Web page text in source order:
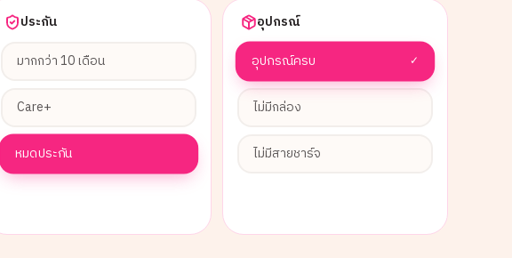
ประกัน
มากกว่า 10 เดือน
Care+
หมดประกัน
อุปกรณ์
อุปกรณ์ครบ ✓
ไม่มีกล่อง
ไม่มีสายชาร์จ